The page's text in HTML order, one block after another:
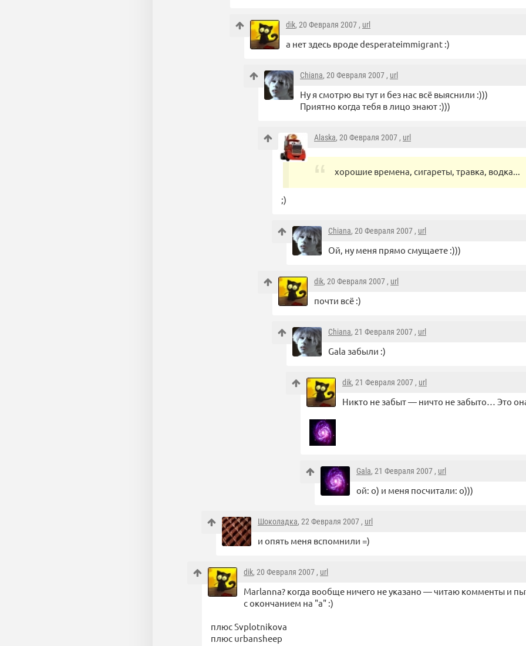
dik, 20 Февраля 2007 , url
а нет здесь вроде desperateimmigrant :)
Chiana, 20 Февраля 2007 , url
Ну я смотрю вы тут и без нас всё выяснили :)))
Приятно когда тебя в лицо знают :)))
Alaska, 20 Февраля 2007 , url
хорошие времена, сигареты, травка, водка...
;)
Chiana, 20 Февраля 2007 , url
Ой, ну меня прямо смущаете :)))
dik, 20 Февраля 2007 , url
почти всё :)
Chiana, 21 Февраля 2007 , url
Gala забыли :)
dik, 21 Февраля 2007 , url
Никто не забыт — ничто не забыто… Это
Gala, 21 Февраля 2007 , url
ой: о) и меня посчитали: о)))
Шоколадка, 22 Февраля 2007 , url
и опять меня вспомнили =)
dik, 20 Февраля 2007 , url
Marlanna? когда вообще ничего не указано — читаю комменты и
с окончанием на "а" :)
плюс Svplotnikova
плюс urbansheep